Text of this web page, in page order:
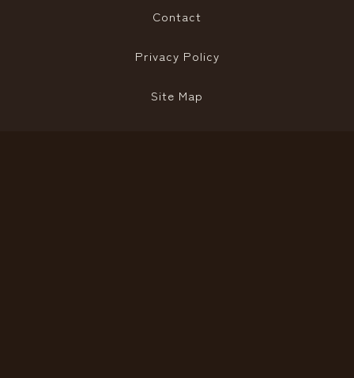
Contact
Privacy Policy
Site Map